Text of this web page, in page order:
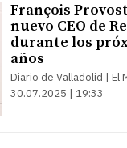
François
nuevo CEO de
durante los
años
Diario de Valladolid | El
30.07.2025 | 19:33